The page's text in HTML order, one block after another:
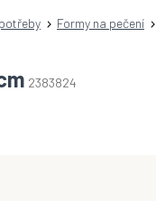
Formy na pečení
2383824